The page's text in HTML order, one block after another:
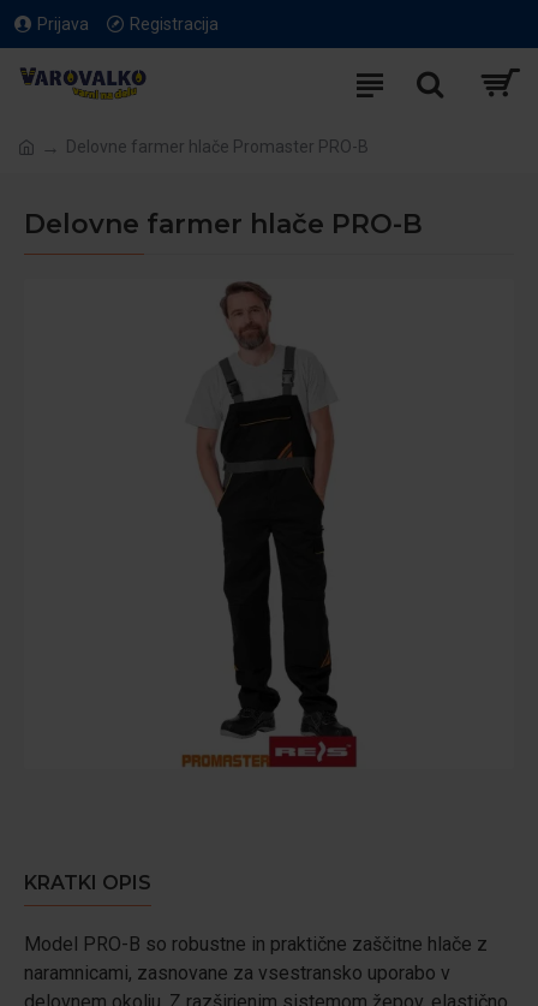
Prijava Registracija
Delovne farmer hlače Promaster PRO-B
Delovne farmer hlače PRO-B
KRATKI OPIS
Model PRO-B so robustne in praktične zaščitne hlače z
naramnicami, zasnovane za vsestransko uporabo v